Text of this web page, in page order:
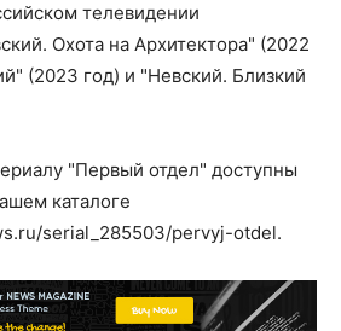
телевидении
Охота на Архитектора" (2022
(2023 год) и "Невский. Близкий
"Первый отдел" доступны
каталоге
serial_285503/pervyj-otdel.